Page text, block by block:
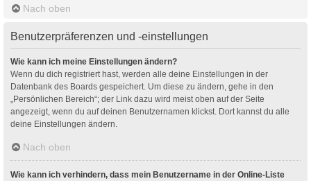
Nach oben
Benutzerpräferenzen und -einstellungen
Wie kann ich meine Einstellungen ändern?
Wenn du dich registriert hast, werden alle deine Einstellungen in der
Datenbank des Boards gespeichert. Um diese zu ändern, gehe in den
„Persönlichen Bereich“; der Link dazu wird meist oben auf der Seite
angezeigt, wenn du auf deinen Benutzernamen klickst. Dort kannst du alle
deine Einstellungen ändern.
Nach oben
Wie kann ich verhindern, dass mein Benutzername in der Online-Liste